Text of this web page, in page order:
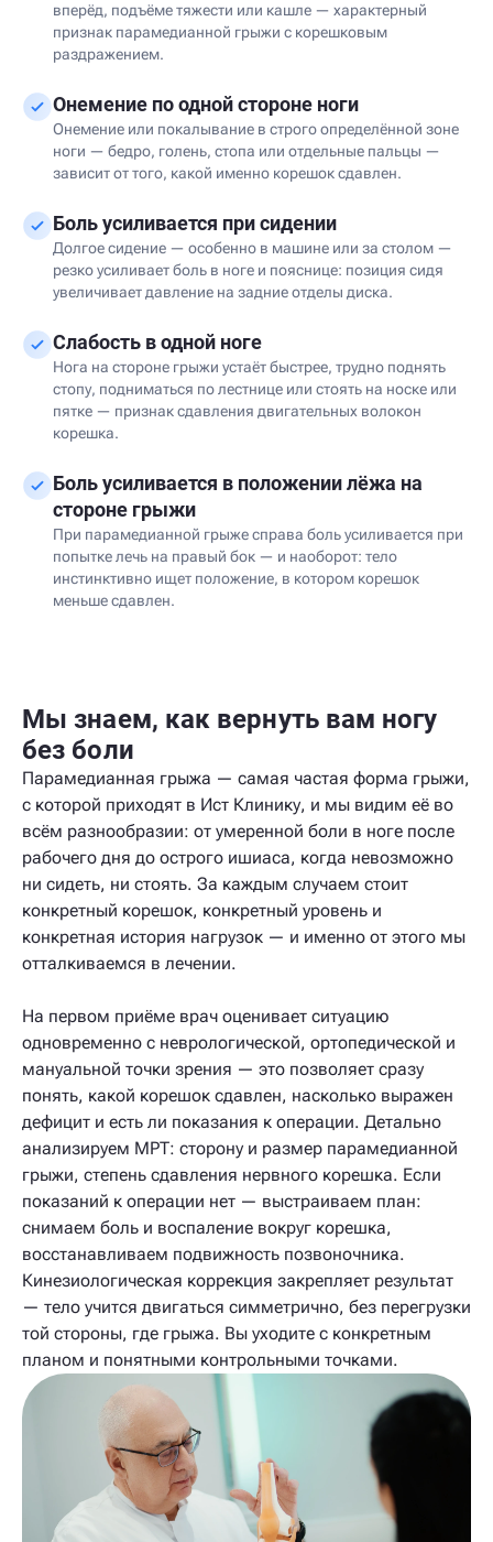
вперёд, подъёме тяжести или кашле — характерный
признак парамедианной грыжи с корешковым
раздражением.
Онемение по одной стороне ноги
Онемение или покалывание в строго определённой зоне
ноги — бедро, голень, стопа или отдельные пальцы —
зависит от того, какой именно корешок сдавлен.
Боль усиливается при сидении
Долгое сидение — особенно в машине или за столом —
резко усиливает боль в ноге и пояснице: позиция сидя
увеличивает давление на задние отделы диска.
Слабость в одной ноге
Нога на стороне грыжи устаёт быстрее, трудно поднять
стопу, подниматься по лестнице или стоять на носке или
пятке — признак сдавления двигательных волокон
корешка.
Боль усиливается в положении лёжа на
стороне грыжи
При парамедианной грыже справа боль усиливается при
попытке лечь на правый бок — и наоборот: тело
инстинктивно ищет положение, в котором корешок
меньше сдавлен.
Мы знаем, как вернуть вам ногу
без боли
Парамедианная грыжа — самая частая форма грыжи,
с которой приходят в Ист Клинику, и мы видим её во
всём разнообразии: от умеренной боли в ноге после
рабочего дня до острого ишиаса, когда невозможно
ни сидеть, ни стоять. За каждым случаем стоит
конкретный корешок, конкретный уровень и
конкретная история нагрузок — и именно от этого мы
отталкиваемся в лечении.
На первом приёме врач оценивает ситуацию
одновременно с неврологической, ортопедической и
мануальной точки зрения — это позволяет сразу
понять, какой корешок сдавлен, насколько выражен
дефицит и есть ли показания к операции. Детально
анализируем МРТ: сторону и размер парамедианной
грыжи, степень сдавления нервного корешка. Если
показаний к операции нет — выстраиваем план:
снимаем боль и воспаление вокруг корешка,
восстанавливаем подвижность позвоночника.
Кинезиологическая коррекция закрепляет результат
— тело учится двигаться симметрично, без перегрузки
той стороны, где грыжа. Вы уходите с конкретным
планом и понятными контрольными точками.